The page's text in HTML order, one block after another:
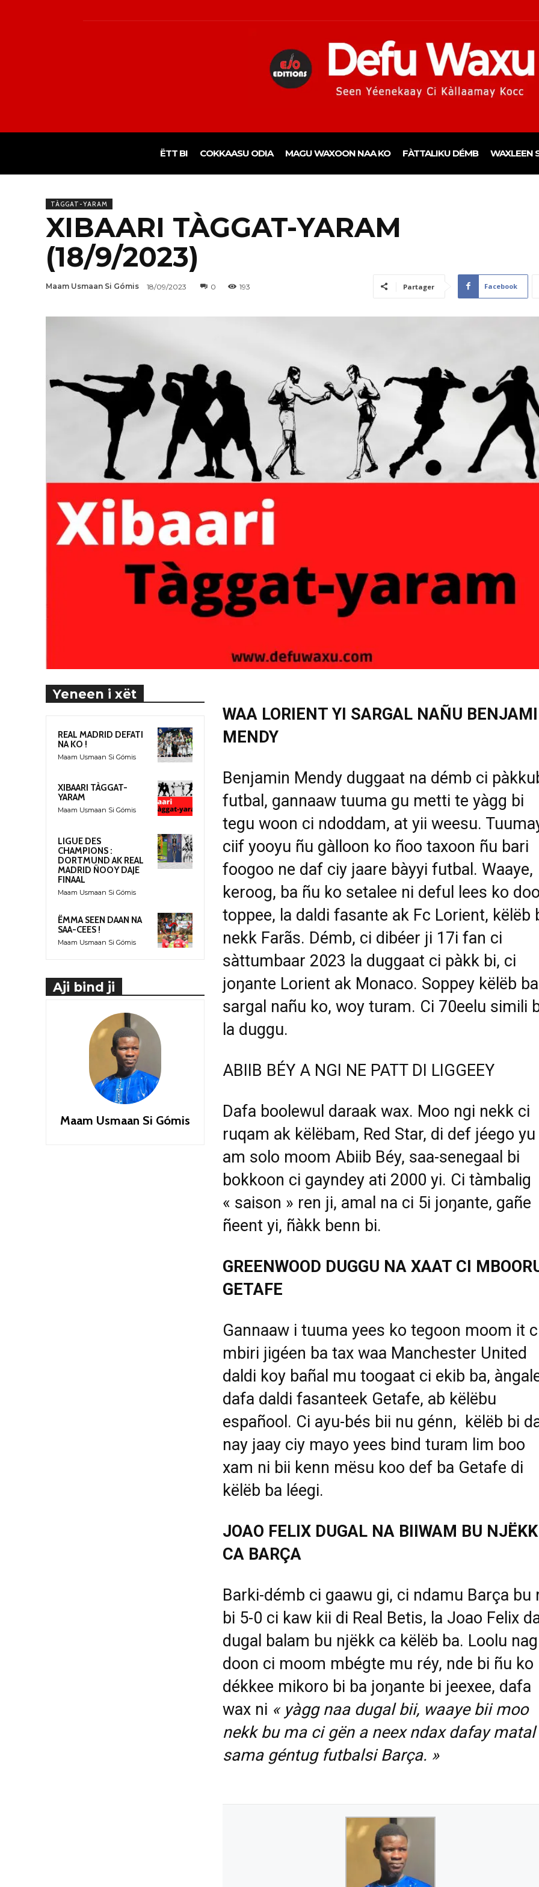
ËTT BI COKKAASU ODIA MAGU WAXOON NAA KO FÀTTALIKU DÉMB WAXLEEN
TÀGGAT-YARAM
XIBAARI TÀGGAT-YARAM
(18/9/2023)
Maam Usmaan Si Gómis 18/09/2023 0 193 Partager Facebook
Yeneen i xët
REAL MADRID DEFATI
NA KO !
Maam Usmaan Si Gómis
XIBAARI TÀGGAT-
YARAM
Maam Usmaan Si Gómis
LIGUE DES
CHAMPIONS :
DORTMUND AK REAL
MADRID ÑOOY DAJE
FINAAL
Maam Usmaan Si Gómis
ËMMA SEEN DAAN NA
SAA-CEES !
Maam Usmaan Si Gómis
Aji bind ji
Maam Usmaan Si Gómis
WAA LORIENT YI SARGAL NAÑU
MENDY
Benjamin Mendy duggaat na démb ci
futbal, gannaaw tuuma gu metti te yàgg bi
tegu woon ci ndoddam, at yii weesu.
ciif yooyu ñu gàlloon ko ñoo taxoon ñu bari
foogoo ne daf ciy jaare bàyyi futbal. Waaye,
keroog, ba ñu ko setalee ni deful lees ko
toppee, la daldi fasante ak Fc Lorient, këlëb
nekk Farãs. Démb, ci dibéer ji 17i fan ci
sàttumbaar 2023 la duggaat ci pàkk bi, ci
joŋante Lorient ak Monaco. Soppey këlëb ba
sargal nañu ko, woy turam. Ci 70eelu simili
la duggu.
ABIIB BÉY A NGI NE PATT DI LIGGEEY
Dafa boolewul daraak wax. Moo ngi nekk ci
ruqam ak këlëbam, Red Star, di def jéego yu
am solo moom Abiib Béy, saa-senegaal bi
bokkoon ci gayndey ati 2000 yi. Ci tàmbalig
« saison » ren ji, amal na ci 5i joŋante, gañe
ñeent yi, ñàkk benn bi.
GREENWOOD DUGGU NA XAAT CI
GETAFE
Gannaaw i tuuma yees ko tegoon moom it
mbiri jigéen ba tax waa Manchester United
daldi koy bañal mu toogaat ci ekib ba,
dafa daldi fasanteek Getafe, ab këlëbu
españool. Ci ayu-bés bii nu génn, këlëb bi
nay jaay ciy mayo yees bind turam lim boo
xam ni bii kenn mësu koo def ba Getafe di
këlëb ba léegi.
JOAO FELIX DUGAL NA BIIWAM BU NJËKK
CA BARÇA
Barki-démb ci gaawu gi, ci ndamu Barça bu
bi 5-0 ci kaw kii di Real Betis, la Joao Felix
dugal balam bu njëkk ca këlëb ba. Loolu nag
doon ci moom mbégte mu réy, nde bi ñu ko
dékkee mikoro bi ba joŋante bi jeexee, dafa
wax ni « yàgg naa dugal bii, waaye bii moo
nekk bu ma ci gën a neex ndax dafay matal
sama géntug futbalsi Barça. »